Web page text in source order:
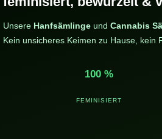
Unsere Hanfsämlinge und Cannabis
Kein unsicheres Keimen zu Hause, kein
100 %
FEMINISIERT